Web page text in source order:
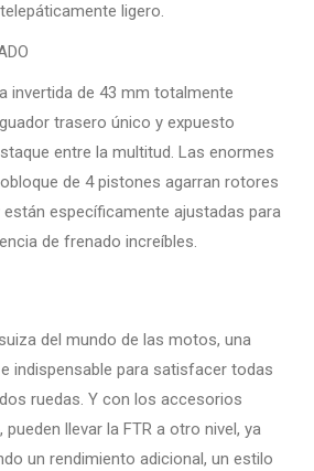
ligero.
invertida de 43 mm totalmente
trasero único y expuesto
entre la multitud. Las enormes
de 4 pistones agarran rotores
específicamente ajustadas para
de frenado increíbles.
del mundo de las motos, una
indispensable para satisfacer todas
ruedas. Y con los accesorios
llevar la FTR a otro nivel, ya
un rendimiento adicional, un estilo